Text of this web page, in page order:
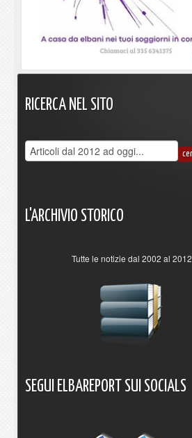
RICERCA NEL SITO
L'ARCHIVIO STORICO
Tutte le notizie dal 2002 al 2012
SEGUI ELBAREPORT SUI SOCIALS